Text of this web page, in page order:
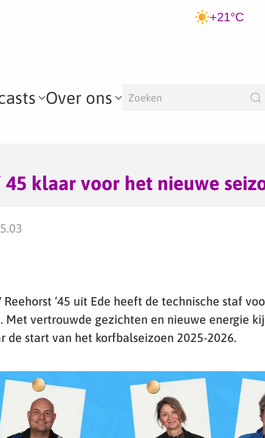
+21°C
Over ons
45 klaar voor het nieuwe
‘45 uit Ede heeft de technische staf
Met vertrouwde gezichten en nieuwe energie
de start van het korfbalseizoen 2025-2026.